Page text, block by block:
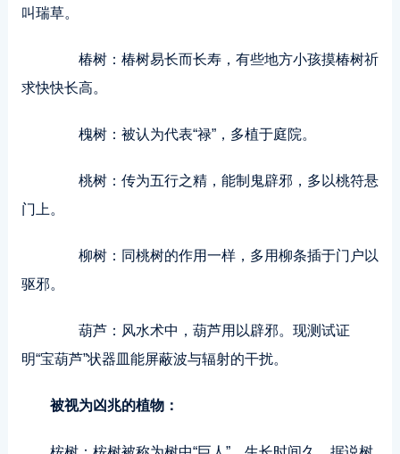
叫瑞草。
椿树：椿树易长而长寿，有些地方小孩摸椿树祈
求快快长高。
槐树：被认为代表“禄”，多植于庭院。
桃树：传为五行之精，能制鬼辟邪，多以桃符悬
门上。
柳树：同桃树的作用一样，多用柳条插于门户以
驱邪。
葫芦：风水术中，葫芦用以辟邪。现测试证
明“宝葫芦”状器皿能屏蔽波与辐射的干扰。
被视为凶兆的植物：